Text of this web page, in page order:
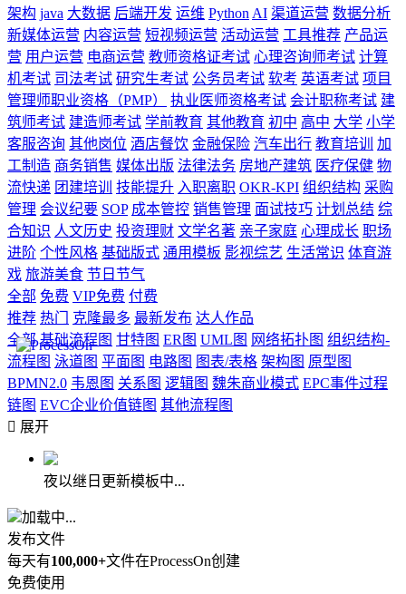
架构 java 大数据 后端开发 运维 Python AI 渠道运营 数据分析
新媒体运营 内容运营 短视频运营 活动运营 工具推荐 产品运
营 用户运营 电商运营 教师资格证考试 心理咨询师考试 计算
机考试 司法考试 研究生考试 公务员考试 软考 英语考试 项目
管理师职业资格（PMP）
执业医师资格考试 会计职称考试 建
筑师考试 建造师考试 学前教育 其他教育 初中 高中 大学 小学
客服咨询 其他岗位 酒店餐饮 金融保险 汽车出行 教育培训
加
工制造 商务销售 媒体出版 法律法务 房地产建筑 医疗保健 物
流快递 团建培训 技能提升 入职离职 OKR-KPI 组织结构 采购
管理 会议纪要 SOP 成本管控 销售管理 面试技巧 计划总结 综
合知识 人文历史 投资理财 文学名著 亲子家庭 心理成长 职场
进阶 个性风格 基础版式 通用模板 影视综艺 生活常识 体育游
戏 旅游美食 节日节气
全部 免费 VIP免费 付费
推荐 热门 克隆最多 最新发布 达人作品
全部 基础流程图 甘特图 ER图 UML图 网络拓扑图 组织结构-
流程图 泳道图 平面图 电路图 图表/表格 架构图 原型图
BPMN2.0 韦恩图 关系图 逻辑图 魏朱商业模式 EPC事件过程
链图 EVC企业价值链图 其他流程图
 展开
夜以继日更新模板中...
加载中...
发布文件
每天有100,000+文件在ProcessOn创建
免费使用